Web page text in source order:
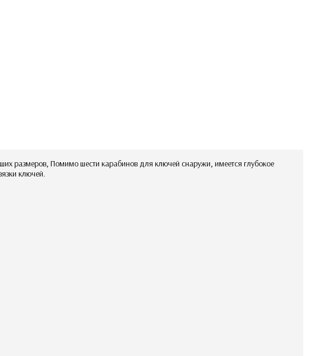
размеров, Помимо шести карабинов для ключей снаружи, имеется глубокое
ключей.